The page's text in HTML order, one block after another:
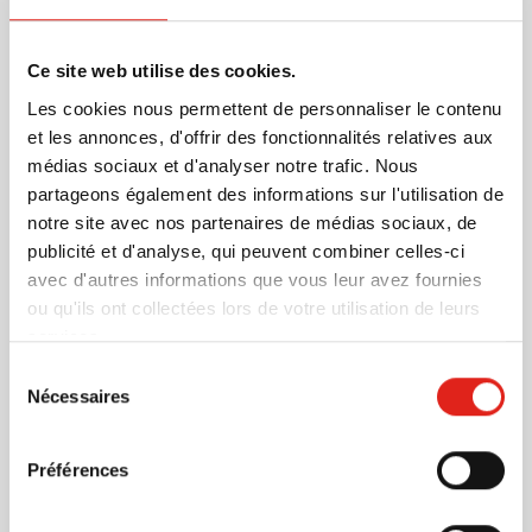
Ce site web utilise des cookies.
Les cookies nous permettent de personnaliser le contenu
et les annonces, d'offrir des fonctionnalités relatives aux
médias sociaux et d'analyser notre trafic. Nous
partageons également des informations sur l'utilisation de
notre site avec nos partenaires de médias sociaux, de
publicité et d'analyse, qui peuvent combiner celles-ci
avec d'autres informations que vous leur avez fournies
ou qu'ils ont collectées lors de votre utilisation de leurs
services.
Nécessaires
Préférences
maintenant !
Plus d'information
Numéro d'article
Poids
52 gramme(s)
Matière
Acier inoxydable
Dimensions
2.2 cm x 1.2 cm x 11 cm
(l x l x h)
Diamètre
0 cm